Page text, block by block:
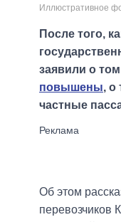
Иллюстративное
После того,
заявили о
повышены, о
частные
Об этом
перевозчиков